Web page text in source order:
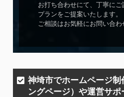
お打ち合わせにて、丁寧に
プランをご提案いたします。
ご相談はお気軽にお問い合わ
神埼市でホームページ制
ングページ）や運営サポ